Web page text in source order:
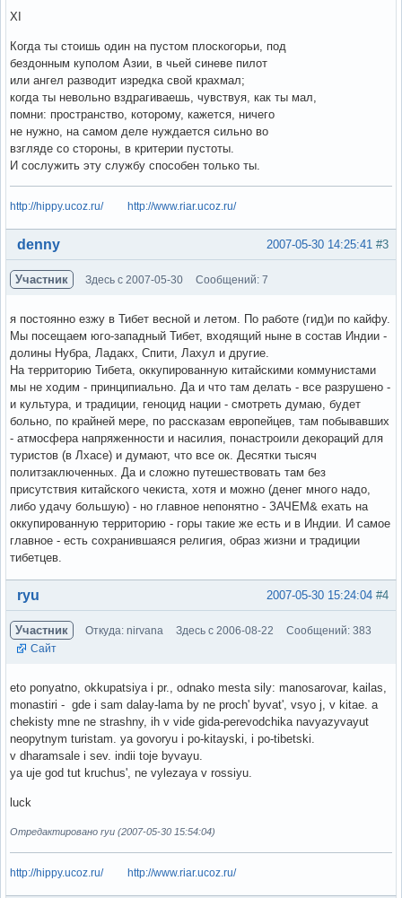
XI
Когда ты стоишь один на пустом плоскогорьи, под
бездонным куполом Азии, в чьей синеве пилот
или ангел разводит изредка свой крахмал;
когда ты невольно вздрагиваешь, чувствуя, как ты мал,
помни: пространство, которому, кажется, ничего
не нужно, на самом деле нуждается сильно во
взгляде со стороны, в критерии пустоты.
И сослужить эту службу способен только ты.
http://hippy.ucoz.ru/ http://www.riar.ucoz.ru/
Вне форума #3
2007-05-30 14:25:41
denny
Участник Здесь с 2007-05-30 Сообщений: 7
я постоянно езжу в Тибет весной и летом. По работе (гид)и по кайфу.
Мы посещаем юго-западный Тибет, входящий ныне в состав Индии -
долины Нубра, Ладакх, Спити, Лахул и другие.
На территорию Тибета, оккупированную китайскими коммунистами
мы не ходим - принципиально. Да и что там делать - все разрушено -
и культура, и традиции, геноцид нации - смотреть думаю, будет
больно, по крайней мере, по рассказам европейцев, там побывавших
- атмосфера напряженности и насилия, понастроили декораций для
туристов (в Лхасе) и думают, что все ок. Десятки тысяч
политзаключенных. Да и сложно путешествовать там без
присутствия китайского чекиста, хотя и можно (денег много надо,
либо удачу большую) - но главное непонятно - ЗАЧЕМ& ехать на
оккупированную территорию - горы такие же есть и в Индии. И самое
главное - есть сохранившаяся религия, образ жизни и традиции
тибетцев.
Вне форума #4
2007-05-30 15:24:04
ryu
Участник Откуда: nirvana Здесь с 2006-08-22
Сообщений: 383
Сайт
eto ponyatno, okkupatsiya i pr., odnako mesta sily: manosarovar, kailas,
monastiri - gde i sam dalay-lama by ne proch' byvat', vsyo j, v kitae. a
chekisty mne ne strashny, ih v vide gida-perevodchika navyazyvayut
neopytnym turistam. ya govoryu i po-kitayski, i po-tibetski.
v dharamsale i sev. indii toje byvayu.
ya uje god tut kruchus', ne vylezaya v rossiyu.
luck
Отредактировано ryu (2007-05-30 15:54:04)
http://hippy.ucoz.ru/ http://www.riar.ucoz.ru/